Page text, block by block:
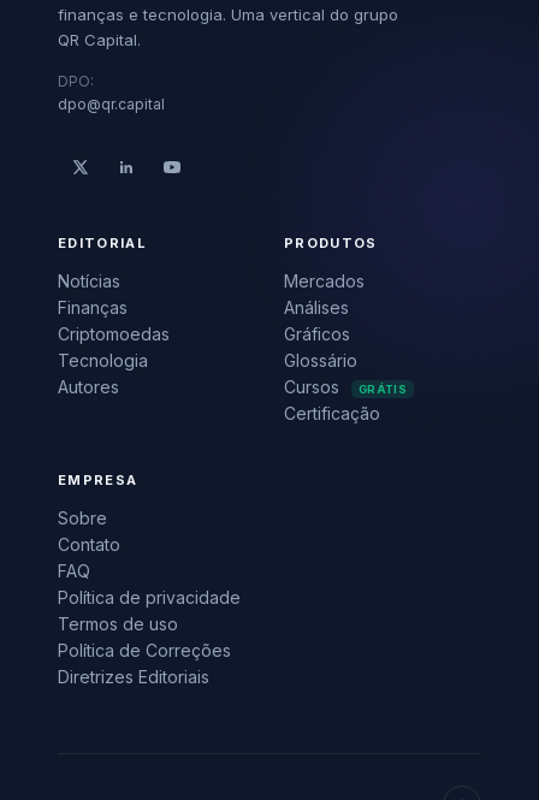
finanças e tecnologia. Uma vertical do grupo
QR Capital.
DPO:
dpo@qr.capital
EDITORIAL
Notícias
Finanças
Criptomoedas
Tecnologia
Autores
PRODUTOS
Mercados
Análises
Gráficos
Glossário
Cursos
GRÁTIS
Certificação
EMPRESA
Sobre
Contato
FAQ
Política de privacidade
Termos de uso
Política de Correções
Diretrizes Editoriais